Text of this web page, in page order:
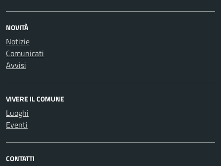
NOVITÀ
Notizie
Comunicati
Avvisi
VIVERE IL COMUNE
Luoghi
Eventi
CONTATTI